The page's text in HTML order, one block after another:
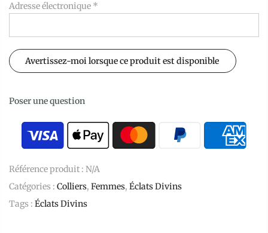
Adresse électronique *
Poser une question
Référence produit : N/A
Catégories : Colliers, Femmes, Éclats Divins
Tags : Éclats Divins